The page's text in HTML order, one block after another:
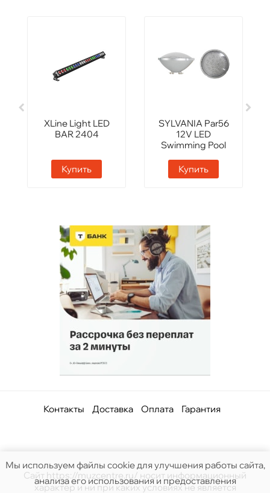
XLine Light LED
BAR 2404
Купить
SYLVANIA Par56
12V LED
Swimming Pool
Купить
Контакты Доставка Оплата Гарантия
Сайт https://muzcentre.ru/ носит информационный
характер и ни при каких условиях не является
Мы используем файлы cookie для улучшения работы сайта,
анализа его использования и предоставления